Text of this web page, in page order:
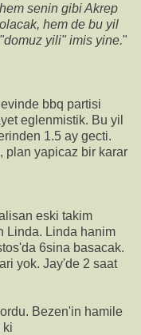
hem senin gibi Akrep
olacak, hem de bu yil
"domuz yili" imis yine."
bbq partisi
eglenmistik. Bu yil
1.5 ay gecti.
plan yapicaz bir karar
eski takim
Linda. Linda hanim
6sina basacak.
yok. Jay'de 2 saat
Bezen'in hamile
ki